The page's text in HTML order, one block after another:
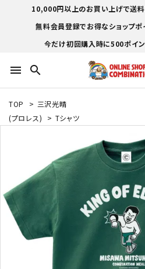
10,000円以上のお買い上げで送料
無料会員登録でお得なショップポ
今だけ初回購入時に500ポイ
menu search
TOP > 三沢光晴
(プロレス)
> Tシャツ